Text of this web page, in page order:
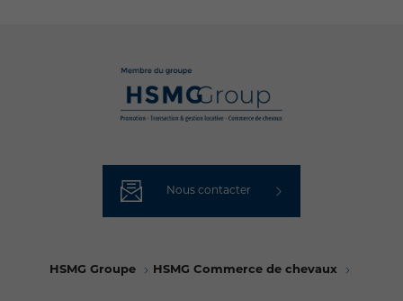
HSMG Groupe HSMG Commerce de chevaux
Nous contacter